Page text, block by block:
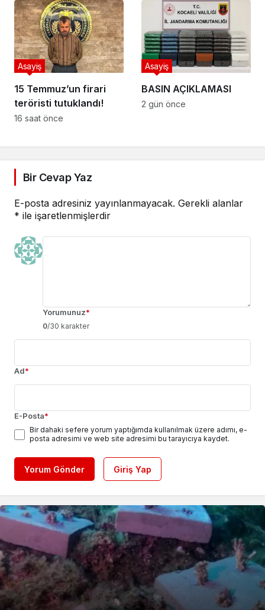
15 Temmuz’un firari
teröristi tutuklandı!
Asayiş
16 saat önce
BASIN AÇIKLAMASI
Asayiş
2 gün önce
Bir Cevap Yaz
E-posta adresiniz yayınlanmayacak. Gerekli alanlar
* ile işaretlenmişlerdir
Yorumunuz*
0/30 karakter
Ad*
E-Posta*
Bir dahaki sefere yorum yaptığımda kullanılmak üzere adımı, e-
posta adresimi ve web site adresimi bu tarayıcıya kaydet.
Yorum Gönder Giriş Yap